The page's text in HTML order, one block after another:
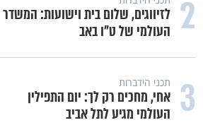
2 לזיווגים, שלום בית וישועות: המשדר
העולמי של ט"ו באב
3 תכני הידברות
אחי, מחכים רק לך: יום התפילין
העולמי מגיע לתל אביב